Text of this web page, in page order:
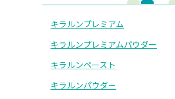
キラルンプレミアム
キラルンプレミアムパウダー
キラルンペースト
キラルンパウダー